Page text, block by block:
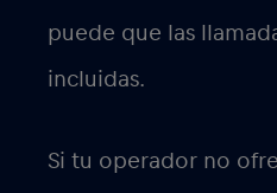
puede que las
incluidas.
Si tu operador no